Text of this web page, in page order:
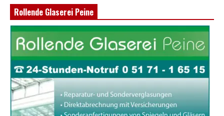
Rollende Glaserei Peine